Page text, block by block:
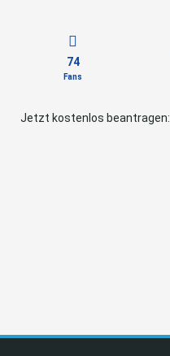
74
Fans
Jetzt kostenlos beantragen: